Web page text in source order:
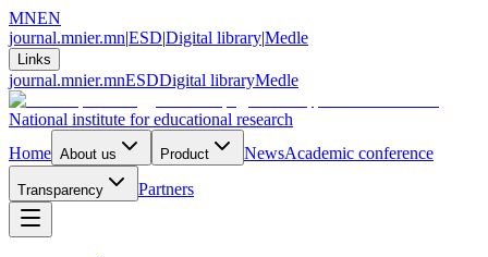
MNEN
journal.mnier.mn|ESD|Digital library|Medle
Links
journal.mnier.mnESDDigital libraryMedle
National institute for educational research
Home About us Product NewsAcademic conference
Transparency Partners